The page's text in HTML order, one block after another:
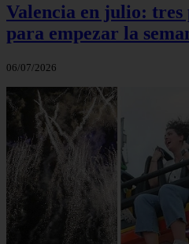
Valencia en julio: tres
para empezar la
06/07/2026